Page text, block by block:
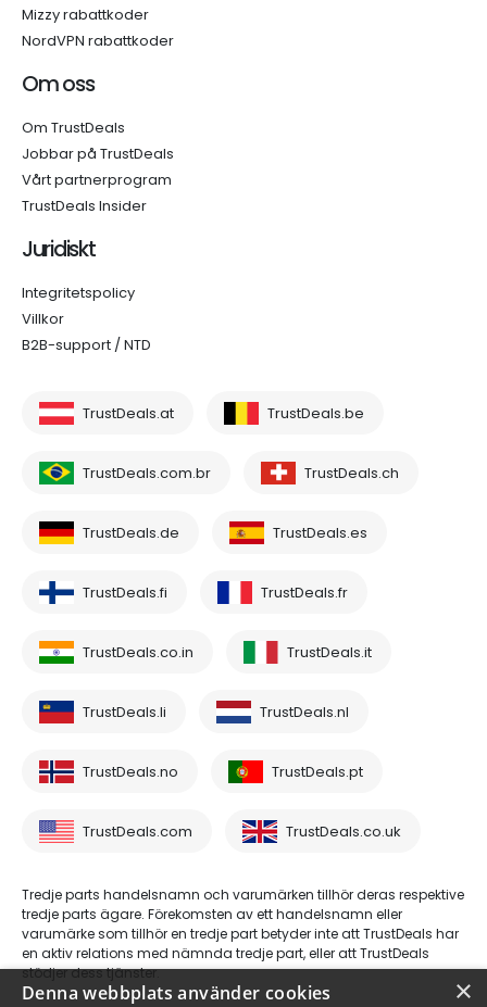
Mizzy rabattkoder
NordVPN rabattkoder
Om oss
Om TrustDeals
Jobbar på TrustDeals
Vårt partnerprogram
TrustDeals Insider
Juridiskt
Integritetspolicy
Villkor
B2B-support / NTD
TrustDeals.at TrustDeals.be
TrustDeals.com.br TrustDeals.ch
TrustDeals.de TrustDeals.es
TrustDeals.fi TrustDeals.fr
TrustDeals.co.in TrustDeals.it
TrustDeals.li TrustDeals.nl
TrustDeals.no TrustDeals.pt
TrustDeals.com TrustDeals.co.uk
Tredje parts handelsnamn och varumärken tillhör deras respektive
tredje parts ägare. Förekomsten av ett handelsnamn eller
varumärke som tillhör en tredje part betyder inte att TrustDeals har
en aktiv relations med nämnda tredje part, eller att TrustDeals
stödjer dess tjänster.
×
Denna webbplats använder cookies